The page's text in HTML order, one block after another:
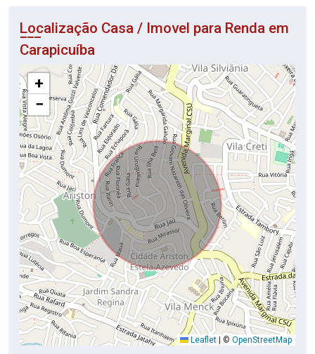
Localização Casa / Imovel para Renda em
Carapicuíba
+
−
Leaflet |© OpenStreetMap